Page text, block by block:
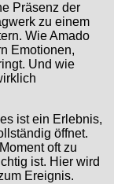
Präsenz der
zu einem
Wie Amado
Emotionen,
Und wie
ist ein Erlebnis,
öffnet.
oft zu
ist. Hier wird
Ereignis.